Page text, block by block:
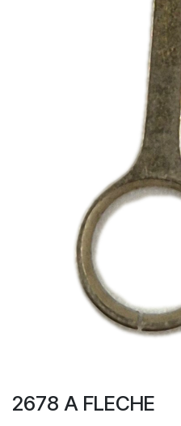
2678 A FLECHE